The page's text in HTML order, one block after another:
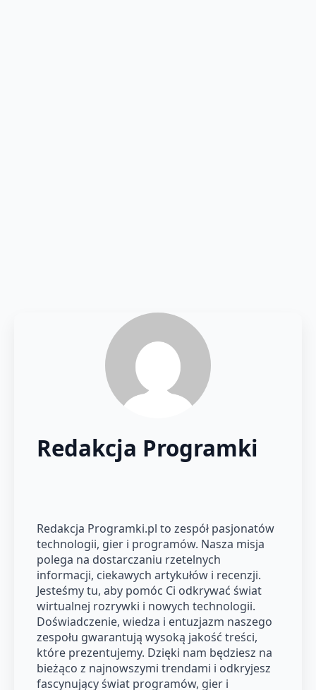
Redakcja Programki
Redakcja Programki.pl to zespół pasjonatów
technologii, gier i programów. Nasza misja
polega na dostarczaniu rzetelnych
informacji, ciekawych artykułów i recenzji.
Jesteśmy tu, aby pomóc Ci odkrywać świat
wirtualnej rozrywki i nowych technologii.
Doświadczenie, wiedza i entuzjazm naszego
zespołu gwarantują wysoką jakość treści,
które prezentujemy. Dzięki nam będziesz na
bieżąco z najnowszymi trendami i odkryjesz
fascynujący świat programów, gier i